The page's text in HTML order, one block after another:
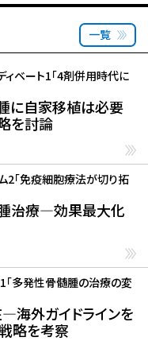
一覧
ィベート1「4剤併用時代に
に自家移植は必要
を討論
2「免疫細胞療法が切り拓
治療―効果最大化
「多発性骨髄腫の治療の変
海外ガイドラインを
略を考察